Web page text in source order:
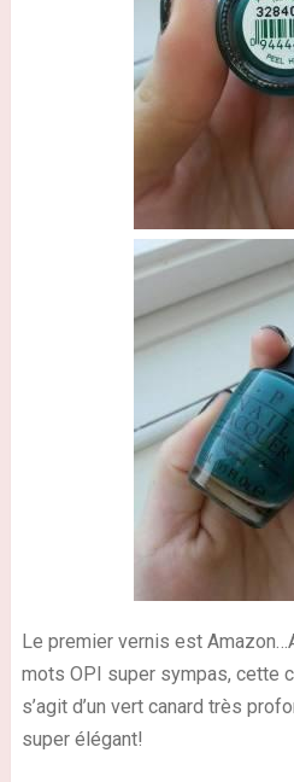
Le premier vernis est
mots OPI super sympas, cette
s’agit d’un vert canard très
super élégant!